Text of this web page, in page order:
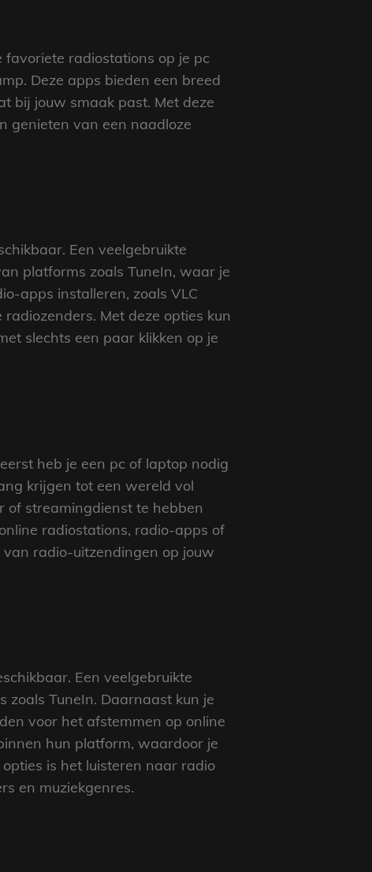
radiostations op je pc
Deze apps bieden een breed
bij jouw smaak past. Met deze
genieten van een naadloze
Een veelgebruikte
platforms zoals TuneIn, waar je
apps installeren, zoals VLC
Met deze opties kun
slechts een paar klikken op je
heb je een pc of laptop nodig
krijgen tot een wereld vol
of streamingdienst te hebben
radiostations, radio-apps of
radio-uitzendingen op jouw
Een veelgebruikte
zoals TuneIn. Daarnaast kun je
voor het afstemmen op online
hun platform, waardoor je
is het luisteren naar radio
en muziekgenres.